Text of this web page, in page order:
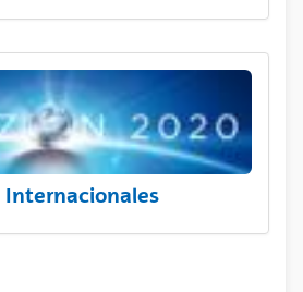
Internacionales